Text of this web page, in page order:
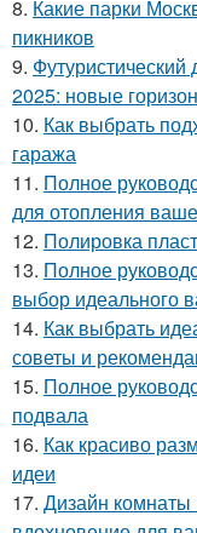
8. Какие парки
пикников
9.
2025: новые
10. Как выбрать
гаража
11. Полное
для отопления
12. Полировка
13. Полное
выбор идеального
14. Как выбрать
советы и
15. Полное
подвала
16. Как красиво
идеи
17. Дизайн комнаты